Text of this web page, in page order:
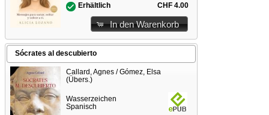
Erhältlich
CHF 4.00
In den Warenkorb
Sócrates al descubierto
Callard, Agnes / Gómez, Elsa
(Übers.)
Wasserzeichen
Spanisch